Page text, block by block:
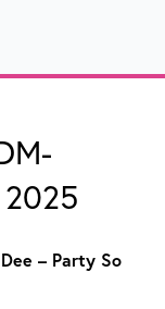
2025
– Party So